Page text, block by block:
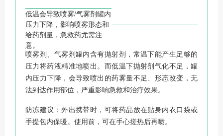
低温会导致喷雾/气雾剂罐内
压力下降，影响喷雾形态和
给药剂量，急救药尤需注
意。
喷雾剂、气雾剂罐内含有抛射剂，常温下能产生足够的
压力将药液精准地喷出。而低温下抛射剂气化不足，罐
内压力下降，会导致喷出的药雾量不足、形态改变，无
法到达作用部位，严重影响急救和治疗效果。
防冻建议：外出携带时，可将药品放在贴身内衣口袋或
手提包内保暖。使用前，可在手心搓热后再喷。